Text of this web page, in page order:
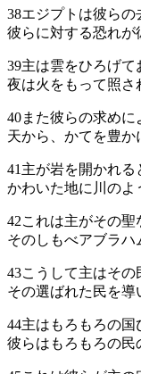
38エジプトは彼らの
彼らに対する恐れが
39主は雲をひろげて
夜は火をもって照さ
40また彼らの求めに
天から、かてを豊か
41 主が岩を開かれる
かわいた地に川のよ
42これは主がその聖
そのしもべアブラハ
43こうして主はその
その選ばれた民を導
44主はもろもろの国
彼らはもろもろの民